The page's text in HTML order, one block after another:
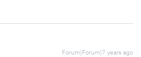
Forum|Forum|7 years ago